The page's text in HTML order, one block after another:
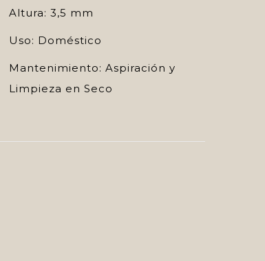
Altura: 3,5 mm
Uso: Doméstico
Mantenimiento: Aspiración y
Limpieza en Seco